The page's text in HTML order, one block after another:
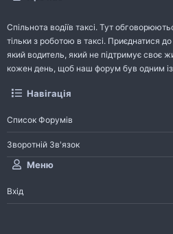
Спільнота водіїв таксі. Тут
тільки з роботою в таксі. Приєднатися
який водитель, який не підтримує своє
кожен день, щоб наш форум був одним
Навігація
Список Форумів
Зворотній Зв'язок
Меню
Вхід